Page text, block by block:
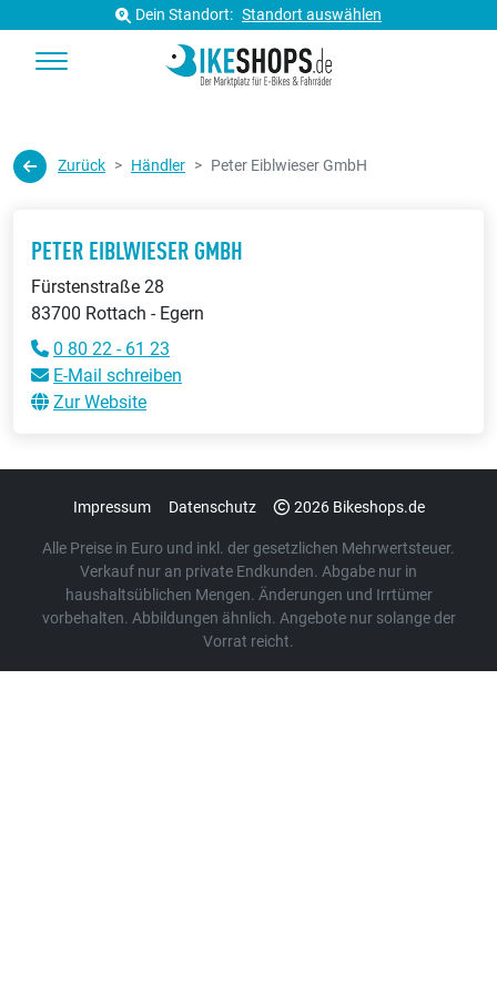
Dein Standort: Standort auswählen
Zurück Händler Peter Eiblwieser GmbH
PETER EIBLWIESER GMBH
Fürstenstraße 28
83700 Rottach - Egern
0 80 22 - 61 23
E-Mail schreiben
Zur Website
Impressum Datenschutz 2026 Bikeshops.de
Alle Preise in Euro und inkl. der gesetzlichen Mehrwertsteuer.
Verkauf nur an private Endkunden. Abgabe nur in
haushaltsüblichen Mengen. Änderungen und Irrtümer
vorbehalten. Abbildungen ähnlich. Angebote nur solange der
Vorrat reicht.